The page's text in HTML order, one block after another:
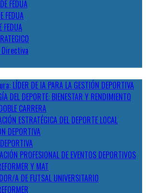
FEDUA
FEDUA
FEDUA
LÍDER DE IA PARA LA GESTIÓN DEPORTIVA
DEL DEPORTE: BIENESTAR Y RENDIMIENTO
CARRERA
ESTRATÉGICA DEL DEPORTE LOCAL
DEPORTIVA
PROFESIONAL DE EVENTOS DEPORTIVOS
Y MAT
A DE FUTSAL UNIVERSITARIO